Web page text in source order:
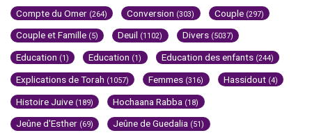
Compte du Omer (264) Conversion (303) Couple (297)
Couple et Famille (5) Deuil (1102) Divers (5037)
Education (1) Education (1) Education des enfants (244)
Explications de Torah (1057) Femmes (316) Hassidout (4)
Histoire Juive (189) Hochaana Rabba (18)
Jeûne d'Esther (69) Jeûne de Guedalia (51)